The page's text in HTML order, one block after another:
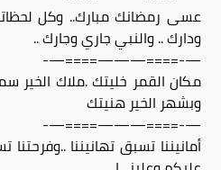
عسى رمضانك مبارك.. وكل
ودارك .. والنبي جاري وجارك ..
—-====———====—-
مكان القمر خليتك .ملاك الخير
وبشهر الخير هنيتك
—-====———====—-
أمانيننا تسبق تهانيننا